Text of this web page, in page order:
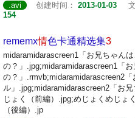
.avi
创建时间： 2013-01-03
154
rememx情色卡通精选集3
midaramidarascreen1「お兄ちゃん
の？」.jpg;midaramidarascreen1「
の？」.rmvb;midaramidarascreen2
ル」.jpg;midaramidarascreen2「お
じょく（前編）.jpg;めじょくめじょ
（後編）.jp